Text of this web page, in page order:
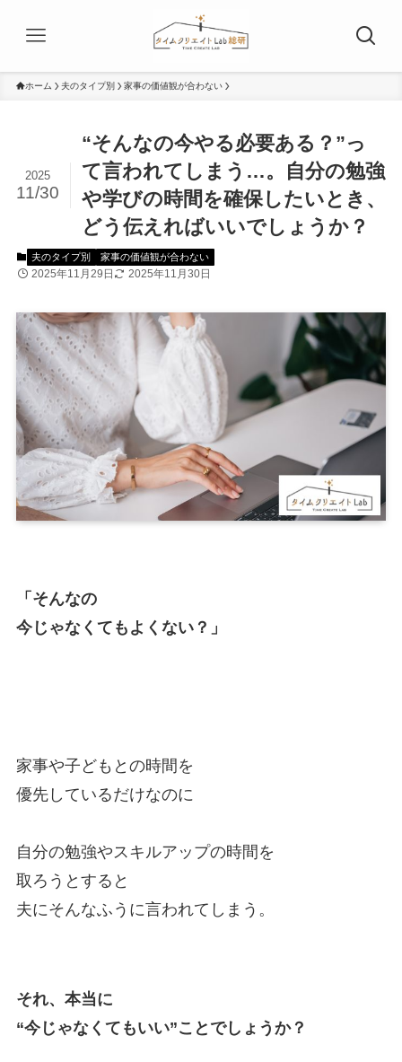
ホーム 夫のタイプ別 家事の価値観が合わない
“そんなの今やる必要ある？”っ
て言われてしまう…。自分の勉強
や学びの時間を確保したいとき、
どう伝えればいいでしょうか？
2025
11/30
夫のタイプ別 家事の価値観が合わない
2025年11月29日 2025年11月30日
「そんなの
今じゃなくてもよくない？」
家事や子どもとの時間を
優先しているだけなのに
自分の勉強やスキルアップの時間を
取ろうとすると
夫にそんなふうに言われてしまう。
それ、本当に
“今じゃなくてもいい”ことでしょうか？